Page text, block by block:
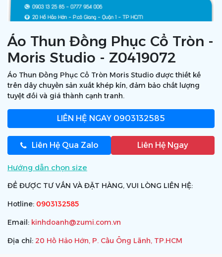
Áo Thun Đồng Phục Cổ Tròn -
Moris Studio - Z0419072
Áo Thun Đồng Phục Cổ Tròn Moris Studio được thiết kế
trên dây chuyền sản xuất khép kín, đảm bảo chất lượng
tuyệt đối và giá thành cạnh tranh.
LIÊN HỆ NGAY 0903132585
Liên Hệ Qua Zalo Liên Hệ Ngay
Hướng dẫn chọn size
ĐỂ ĐƯỢC TƯ VẤN VÀ ĐẶT HÀNG, VUI LÒNG LIÊN HỆ:
Hotline: 0903132585
Email: kinhdoanh@zumi.com.vn
Địa chỉ: 20 Hồ Hảo Hớn, P. Cầu Ông Lãnh, TP.HCM